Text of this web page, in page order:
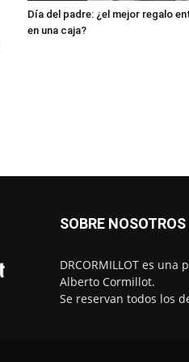
Día del padre: ¿el mejor regalo
en una caja?
SOBRE NOSOTROS
DRCORMILLOT es
Alberto Cormillot.
Se reservan todos los